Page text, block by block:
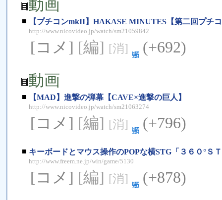
動画
■ 【プチコンmkII】HAKASE MINUTES【第二回プチ
http://www.nicovideo.jp/watch/sm21059842
[コメ] [編] [消]
(+692)
動画
■ 【MAD】進撃の弾幕【CAVE×進撃の巨人】
http://www.nicovideo.jp/watch/sm21063274
[コメ] [編] [消] (+796)
■ キーボードとマウス操作のPOPな横STG「３６０°
http://www.freem.ne.jp/win/game/5130
[コメ] [編] [消] (+878)